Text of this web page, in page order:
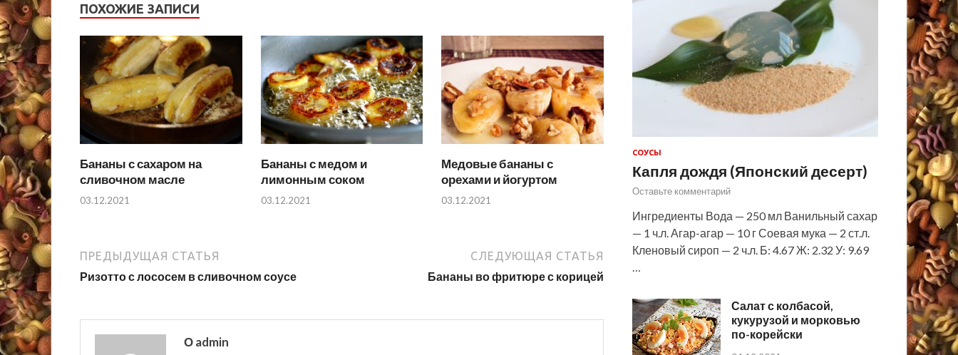
ПОХОЖИЕ ЗАПИСИ
Бананы с сахаром на
сливочном масле
03.12.2021
Бананы с медом и
лимонным соком
03.12.2021
Медовые бананы с
орехами и йогуртом
03.12.2021
ПРЕДЫДУЩАЯ СТАТЬЯ
Ризотто с лососем в сливочном соусе
СЛЕДУЮЩАЯ СТАТЬЯ
Бананы во фритюре с корицей
О admin
СОУСЫ
Капля дождя (Японский десерт)
Оставьте комментарий
Ингредиенты Вода — 250 мл Ванильный сахар
— 1 ч.л. Агар-агар — 10 г Соевая мука — 2 ст.л.
Кленовый сироп — 2 ч.л. Б: 4.67 Ж: 2.32 У: 9.69
…
Салат с колбасой,
кукурузой и морковью
по-корейски